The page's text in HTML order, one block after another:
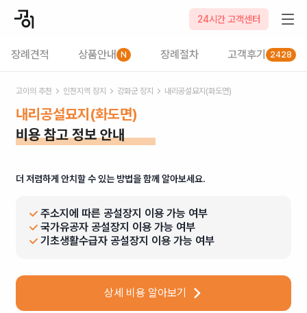
24시간 고객센터
장례견적 상품안내 N 장례절차 고객후기 2428
고이의 추천 인천지역 장지 강화군 장지 내리공설묘지(화도면)
내리공설묘지(화도면)
비용 참고 정보 안내
더 저렴하게 안치할 수 있는 방법을 함께 알아보세요.
주소지에 따른 공설장지 이용 가능 여부
국가유공자 공설장지 이용 가능 여부
기초생활수급자 공설장지 이용 가능 여부
상세 비용 알아보기